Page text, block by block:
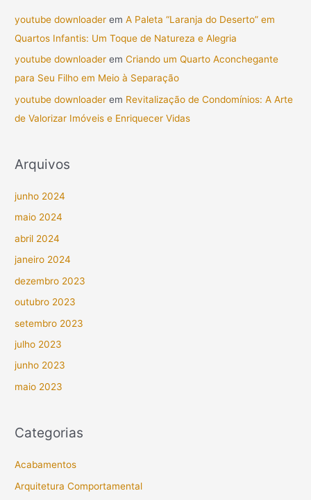
youtube downloader emA Paleta “Laranja do Deserto” em
Quartos Infantis: Um Toque de Natureza e Alegria
youtube downloader emCriando um Quarto Aconchegante
para Seu Filho em Meio à Separação
youtube downloader em Revitalização de Condomínios: A Arte
de Valorizar Imóveis e Enriquecer Vidas
Arquivos
junho 2024
maio 2024
abril 2024
janeiro 2024
dezembro 2023
outubro 2023
setembro 2023
julho 2023
junho 2023
maio 2023
Categorias
Acabamentos
Arquitetura Comportamental